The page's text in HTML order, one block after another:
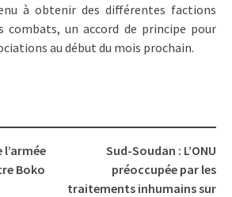
à obtenir des différentes factions
combats, un accord de principe pour
au début du mois prochain.
l’armée
Boko
Sud-Soudan : L’ONU
préoccupée par les
traitements inhumains sur